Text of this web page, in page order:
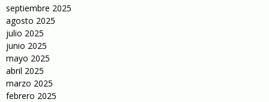
septiembre 2025
agosto 2025
julio 2025
junio 2025
mayo 2025
abril 2025
marzo 2025
febrero 2025